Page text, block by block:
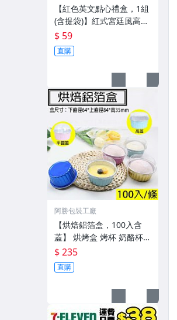
【紅色英文點心禮盒，1組
(含提袋)】紅式宮廷風高質
感包裝盒 磅蛋糕 英式禮盒
新年包裝盒 婚禮彌月禮盒
手工餅乾
$ 59
直購
阿勝包裝工廠
【烘焙鋁箔盒，100入含
蓋】 烘烤盒 烤杯 奶酪杯
布丁杯 蛋糕模 錫箔盒 烤布
蕾 雪媚娘 烤模 一次性鋁箔
盒 耐高溫
$ 235
直購